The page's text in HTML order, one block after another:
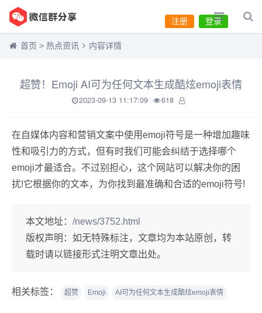
登录
注册
首页 > 热点资讯 内容详情
超赞！Emoji AI可为任何文本生成酷炫emoji表情
2023-09-13 11:17:09 618
在自媒体内容和营销文案中使用emoji符号是一种增加趣味
性和吸引力的方式，但有时我们可能会纠结于选择哪个
emoji才最适合。不过别担心，这个网站可以解决你的困
扰!它根据你的文本，为你找到最准确和合适的emoji符号!
本文地址： /news/3752.html
版权声明： 如无特殊标注，文章均为本站原创，转
载时请以链接形式注明文章出处。
相关标签： 超赞 Emoji AI可为任何文本生成酷炫emoji表情